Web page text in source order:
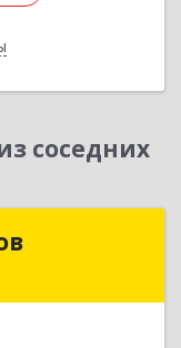
соседних
Саратов